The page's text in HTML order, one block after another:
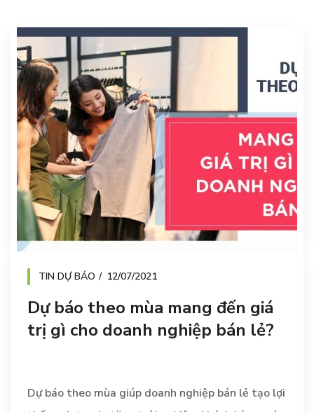
TIN DỰ BÁO 12/07/2021
Dự báo theo mùa mang đến giá
trị gì cho doanh nghiệp bán lẻ?
Dự báo theo mùa giúp doanh nghiệp bán lẻ tạo lợi